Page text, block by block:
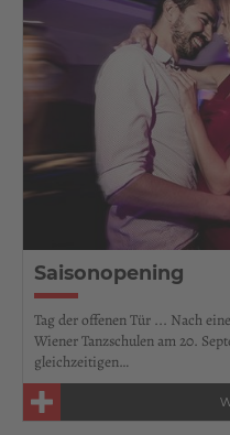
Saisonopening
Tag der offenen Tür ... Nach
Wiener Tanzschulen am 20.
gleichzeitigen…